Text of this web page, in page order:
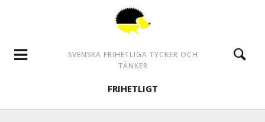
SVENSKA FRIHETLIGA TYCKER OCH
TÄNKER
FRIHETLIGT